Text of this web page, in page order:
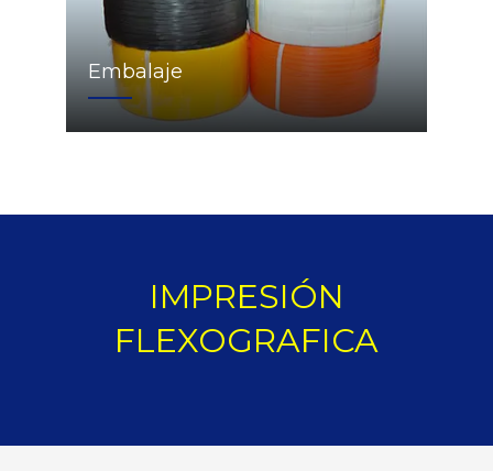
Embalaje
IMPRESIÓN
FLEXOGRAFICA